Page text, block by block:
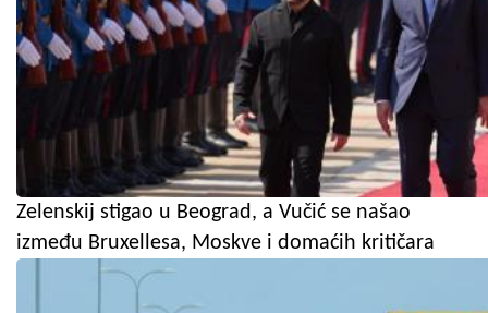
Zelenskij stigao u Beograd, a Vučić se našao
između Bruxellesa, Moskve i domaćih kritičara